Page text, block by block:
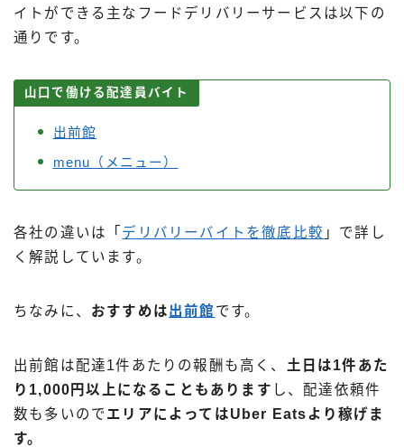
イトができる主なフードデリバリーサービスは以下の
通りです。
山口で働ける配達員バイト
出前館
menu（メニュー）
各社の違いは「 デリバリーバイトを徹底比較 」で詳し
く解説しています。
ちなみに、 おすすめは出前館 です。
出前館は配達1件あたりの報酬も高く、 土日は1件あた
り1,000円以上になることもあります し、配達依頼件
数も多いので エリアによってはUber Eatsより稼げま
す。